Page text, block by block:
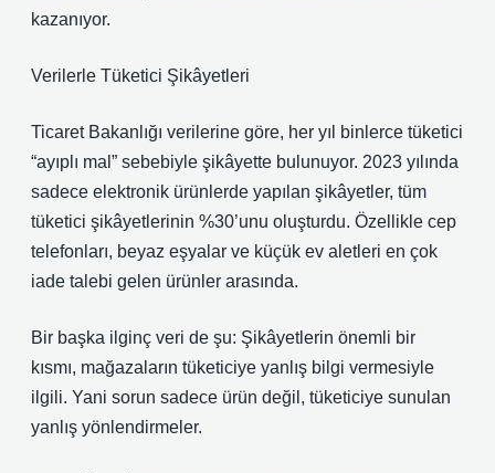
kazanıyor.
Verilerle Tüketici Şikâyetleri
Ticaret Bakanlığı verilerine göre, her yıl binlerce tüketici
“ayıplı mal” sebebiyle şikâyette bulunuyor. 2023 yılında
sadece elektronik ürünlerde yapılan şikâyetler, tüm
tüketici şikâyetlerinin %30’unu oluşturdu. Özellikle cep
telefonları, beyaz eşyalar ve küçük ev aletleri en çok
iade talebi gelen ürünler arasında.
Bir başka ilginç veri de şu: Şikâyetlerin önemli bir
kısmı, mağazaların tüketiciye yanlış bilgi vermesiyle
ilgili. Yani sorun sadece ürün değil, tüketiciye sunulan
yanlış yönlendirmeler.